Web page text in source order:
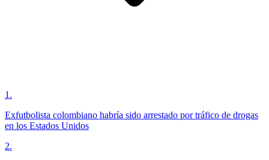
1 .
Exfutbolista colombiano habría sido arrestado por tráfico de drogas
en los Estados Unidos
2.